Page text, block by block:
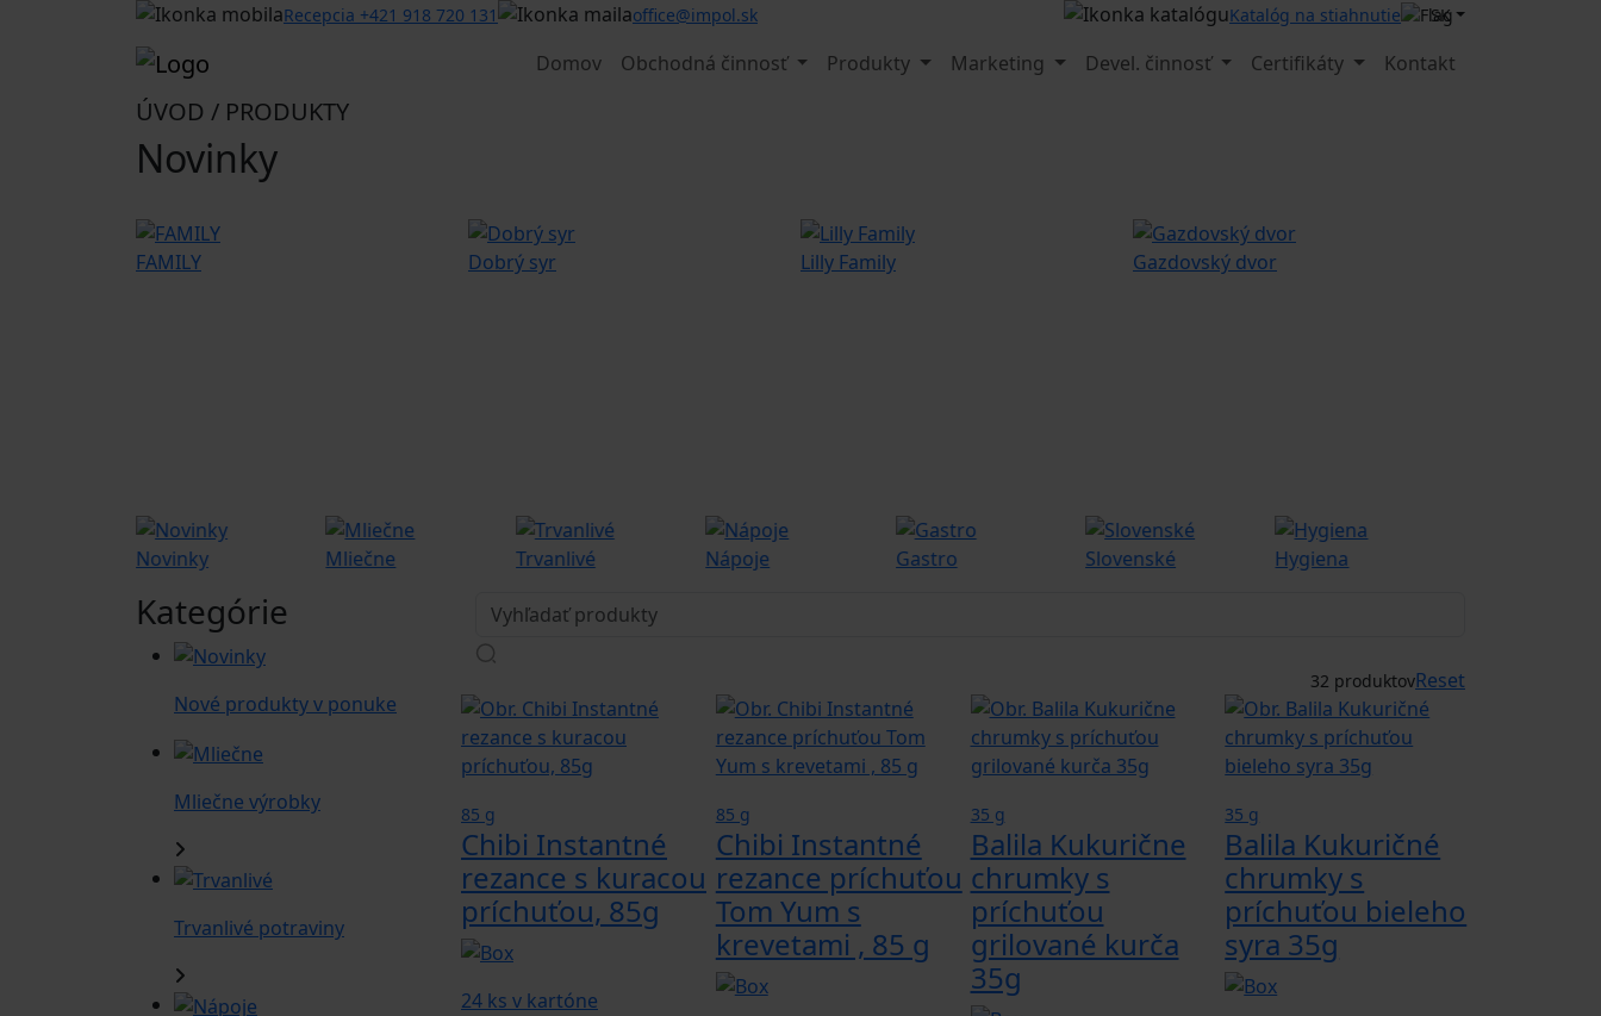
Recepcia +421 918 720 131 office@impol.sk Katalóg na stiahnutie SK
Domov Obchodná činnosť Produkty Marketing Devel. činnosť Certifikáty Kontakt
ÚVOD / PRODUKTY
Novinky
FAMILY Dobrý syr Lilly Family Gazdovský dvor
Novinky Mliečne Trvanlivé Nápoje Gastro Slovenské Hygiena
Kategórie
Nové produkty v ponuke
Mliečne výrobky
Trvanlivé potraviny
32 produktovReset
85 g
Chibi Instantné
rezance s kuracou
príchuťou, 85g
24 ks v kartóne
85 g
Chibi Instantné
rezance príchuťou
Tom Yum s
krevetami , 85 g
35 g
Balila Kukurične
chrumky s
príchuťou
grilované kurča
35g
35 g
Balila Kukuričné
chrumky s
príchuťou bieleho
syra 35g